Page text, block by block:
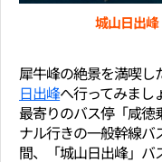
城山日出峰
犀牛峰の絶景を満喫し
日出峰へ行ってみまし
最寄りのバス停「咸徳
ナル行きの一般幹線
間、「城山日出峰」